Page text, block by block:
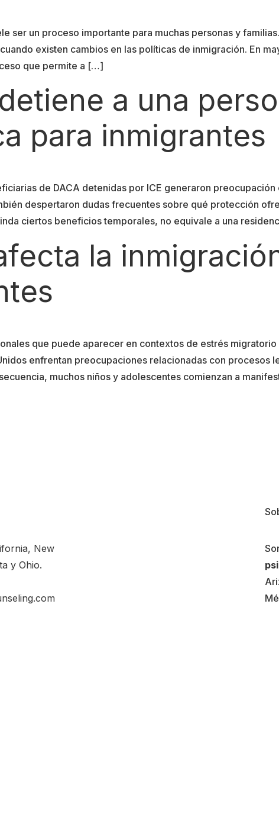
ser un proceso importante para muchas personas y
existen cambios en las políticas de inmigración. En
que permite a […]
a una
para inmigrantes
de DACA detenidas por ICE generaron
despertaron dudas frecuentes sobre qué protección
ciertos beneficios temporales, no equivale a una
la
que puede aparecer en contextos de estrés
enfrentan preocupaciones relacionadas con procesos
muchos niños y adolescentes comienzan a
New
y Ohio.